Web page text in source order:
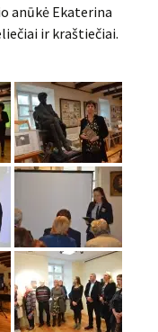
anūkė Ekaterina
ir kraštiečiai.